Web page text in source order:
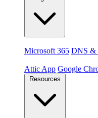
Microsoft 365 DNS &
Attic App Google